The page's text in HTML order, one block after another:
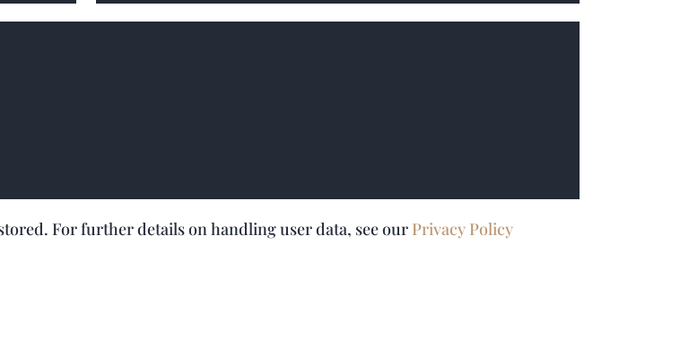
For further details on handling user data, see our Privacy Policy